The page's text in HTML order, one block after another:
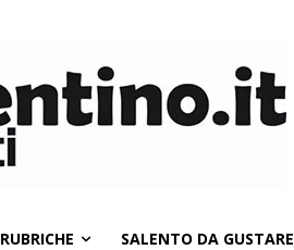
RUBRICHE SALENTO DA GUSTARE